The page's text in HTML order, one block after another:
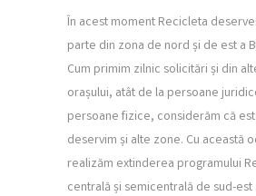
În acest moment Recicleta
parte din zona de nord și de est a
Cum primim zilnic solicitări și din
orașului, atât de la persoane
persoane fizice, considerăm că
deservim și alte zone. Cu această
realizăm extinderea programului
centrală și semicentrală de sud-est